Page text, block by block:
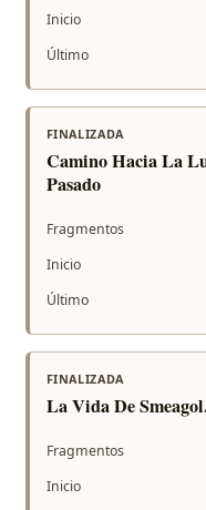
Inicio
Último
FINALIZADA
Camino Hacia La
Pasado
Fragmentos
Inicio
Último
FINALIZADA
La Vida De
Fragmentos
Inicio